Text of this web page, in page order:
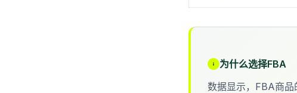
为什么选择FBA
数据显示，FBA商